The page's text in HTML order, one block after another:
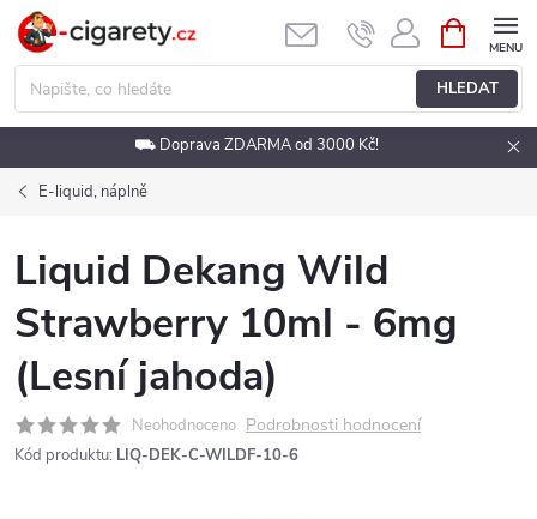
Přejít
obsah
HLEDAT
NÁKUPNÍ
KOŠÍK
⛟ Doprava ZDARMA od 3000 Kč!
E-liquid, náplně
Liquid Dekang Wild
Strawberry 10ml - 6mg
(Lesní jahoda)
Neohodnoceno Podrobnosti hodnocení
Kód produktu: LIQ-DEK-C-WILDF-10-6